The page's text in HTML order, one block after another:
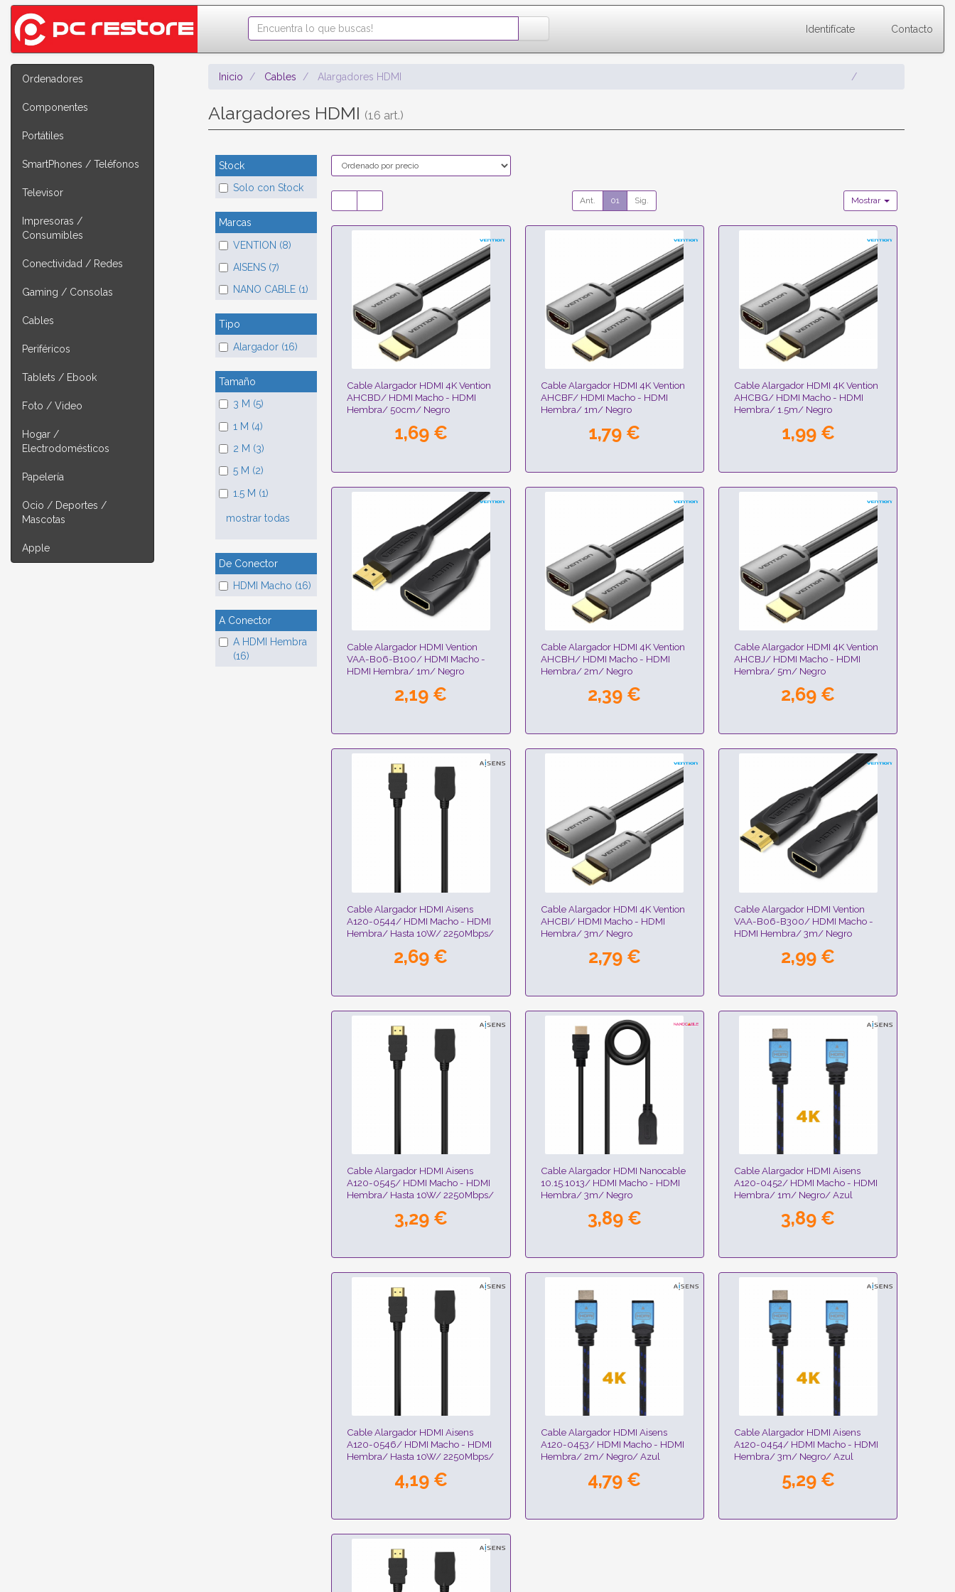
Identifícate Contacto
Ordenadores
Componentes
Portátiles
SmartPhones / Teléfonos
Televisor
Impresoras /
Consumibles
Conectividad / Redes
Gaming / Consolas
Cables
Periféricos
Tablets / Ebook
Foto / Video
Hogar /
Electrodomésticos
Papelería
Ocio / Deportes /
Mascotas
Apple
Inicio Cables Alargadores HDMI
Alargadores HDMI (16 art.)
Stock
Solo con Stock
Marcas
VENTION (8)
AISENS (7)
NANO CABLE (1)
Tipo
Alargador (16)
Tamaño
3 M (5)
1 M (4)
2 M (3)
5 M (2)
1.5 M (1)
mostrar todas
De Conector
HDMI Macho (16)
A Conector
A HDMI Hembra
(16)
Ant. 01 Sig. Mostrar
Cable Alargador HDMI 4K Vention
AHCBD/ HDMI Macho - HDMI
Hembra/ 50cm/ Negro
1,69 €
Cable Alargador HDMI 4K Vention
AHCBF/ HDMI Macho - HDMI
Hembra/ 1m/ Negro
1,79 €
Cable Alargador HDMI 4K Vention
AHCBG/ HDMI Macho - HDMI
Hembra/ 1.5m/ Negro
1,99 €
Cable Alargador HDMI Vention
VAA-B06-B100/ HDMI Macho -
HDMI Hembra/ 1m/ Negro
2,19 €
Cable Alargador HDMI 4K Vention
AHCBH/ HDMI Macho - HDMI
Hembra/ 2m/ Negro
2,39 €
Cable Alargador HDMI 4K Vention
AHCBJ/ HDMI Macho - HDMI
Hembra/ 5m/ Negro
2,69 €
Cable Alargador HDMI Aisens
A120-0544/ HDMI Macho - HDMI
Hembra/ Hasta 10W/ 2250Mbps/
2,69 €
Cable Alargador HDMI 4K Vention
AHCBI/ HDMI Macho - HDMI
Hembra/ 3m/ Negro
2,79 €
Cable Alargador HDMI Vention
VAA-B06-B300/ HDMI Macho -
HDMI Hembra/ 3m/ Negro
2,99 €
Cable Alargador HDMI Aisens
A120-0545/ HDMI Macho - HDMI
Hembra/ Hasta 10W/ 2250Mbps/
3,29 €
Cable Alargador HDMI Nanocable
10.15.1013/ HDMI Macho - HDMI
Hembra/ 3m/ Negro
3,89 €
Cable Alargador HDMI Aisens
A120-0452/ HDMI Macho - HDMI
Hembra/ 1m/ Negro/ Azul
3,89 €
Cable Alargador HDMI Aisens
A120-0546/ HDMI Macho - HDMI
Hembra/ Hasta 10W/ 2250Mbps/
4,19 €
Cable Alargador HDMI Aisens
A120-0453/ HDMI Macho - HDMI
Hembra/ 2m/ Negro/ Azul
4,79 €
Cable Alargador HDMI Aisens
A120-0454/ HDMI Macho - HDMI
Hembra/ 3m/ Negro/ Azul
5,29 €